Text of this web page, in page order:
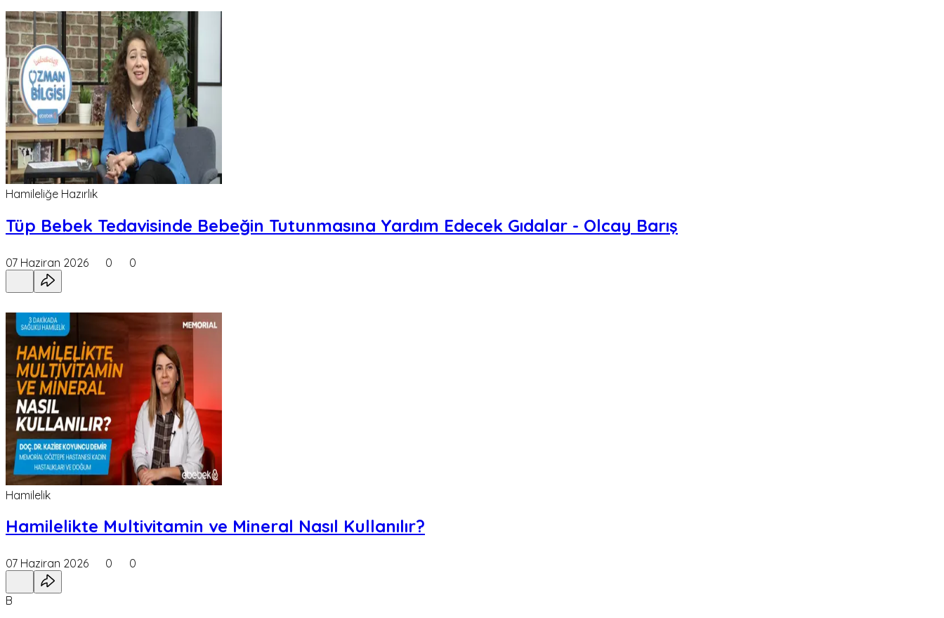
Hamileliğe Hazırlık
Tüp Bebek Tedavisinde Bebeğin Tutunmasına Yardım Edecek Gıdalar - Olcay Barış
07 Haziran 2026 0 0
Hamilelik
Hamilelikte Multivitamin ve Mineral Nasıl Kullanılır?
07 Haziran 2026 0 0
B